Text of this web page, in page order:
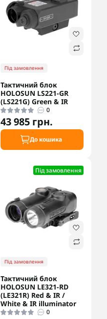
Під замовлення
Тактичний блок
HOLOSUN LS221-GR
(LS221G) Green & IR
0
43 985 грн.
До кошика
Під замовлення
Під замовлення
Тактичний блок
HOLOSUN LE321-RD
(LE321R) Red & IR /
White & IR illuminator
0